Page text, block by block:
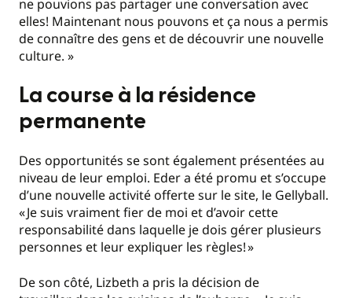
ne pouvions pas partager une conversation avec
elles! Maintenant nous pouvons et ça nous a permis
de connaître des gens et de découvrir une nouvelle
culture. »
La course à la résidence
permanente
Des opportunités se sont également présentées au
niveau de leur emploi. Eder a été promu et s’occupe
d’une nouvelle activité offerte sur le site, le Gellyball.
« Je suis vraiment fier de moi et d’avoir cette
responsabilité dans laquelle je dois gérer plusieurs
personnes et leur expliquer les règles! »
De son côté, Lizbeth a pris la décision de